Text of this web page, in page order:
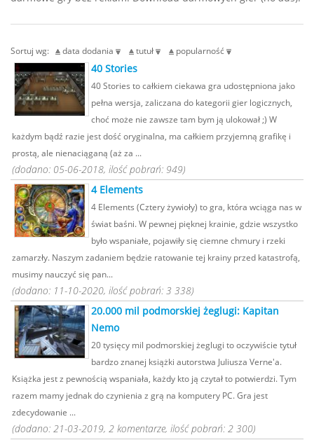
Sortuj wg: data dodania tutuł popularność
40 Stories
40 Stories to całkiem ciekawa gra udostępniona jako
pełna wersja, zaliczana do kategorii gier logicznych,
choć może nie zawsze tam bym ją ulokował ;) W
każdym bądź razie jest dość oryginalna, ma całkiem przyjemną grafikę i
prostą, ale nienaciąganą (aż za ...
(dodano: 05-06-2018, ilość pobrań: 949)
4 Elements
4 Elements (Cztery żywioły) to gra, która wciąga nas w
świat baśni. W pewnej pięknej krainie, gdzie wszystko
było wspaniałe, pojawiły się ciemne chmury i rzeki
zamarzły. Naszym zadaniem będzie ratowanie tej krainy przed katastrofą,
musimy nauczyć się pan...
(dodano: 11-10-2020, ilość pobrań: 3 338)
20.000 mil podmorskiej żeglugi: Kapitan
Nemo
20 tysięcy mil podmorskiej żeglugi to oczywiście tytuł
bardzo znanej książki autorstwa Juliusza Verne'a.
Książka jest z pewnością wspaniała, każdy kto ją czytał to potwierdzi. Tym
razem mamy jednak do czynienia z grą na komputery PC. Gra jest
zdecydowanie ...
(dodano: 21-03-2019, 2 komentarze, ilość pobrań: 2 300)